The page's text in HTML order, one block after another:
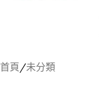
首頁/未分類